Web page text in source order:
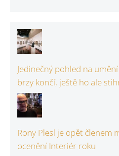
Jedinečný pohled na
brzy končí, ještě ho ale
Rony Plesl je opět členem
ocenění Interiér roku